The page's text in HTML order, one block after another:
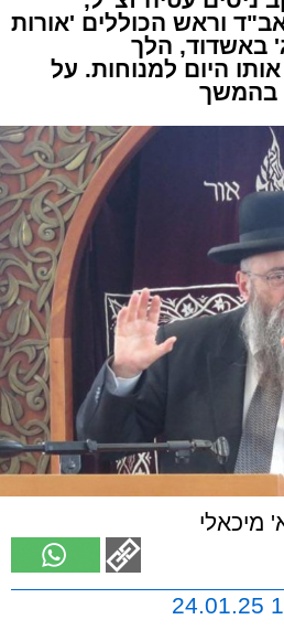
וראש הכוללים 'אורות
באשדוד, הלך
אותו היום למנוחות. על
בהמשך
מיכאלי